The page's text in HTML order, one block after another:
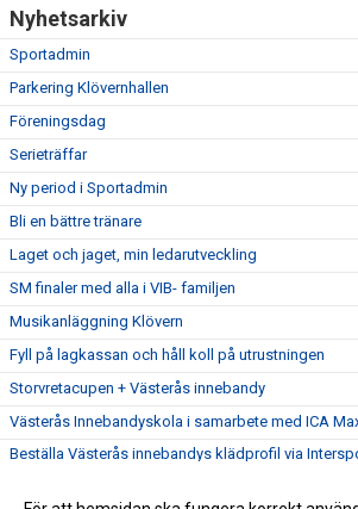
Nyhetsarkiv
Sportadmin
Parkering Klövernhallen
Föreningsdag
Serieträffar
Ny period i Sportadmin
Bli en bättre tränare
Laget och jaget, min ledarutveckling
SM finaler med alla i VIB- familjen
Musikanläggning Klövern
Fyll på lagkassan och håll koll på utrustningen
Storvretacupen + Västerås innebandy
Västerås Innebandyskola i samarbete med ICA
Beställa Västerås innebandys klädprofil via